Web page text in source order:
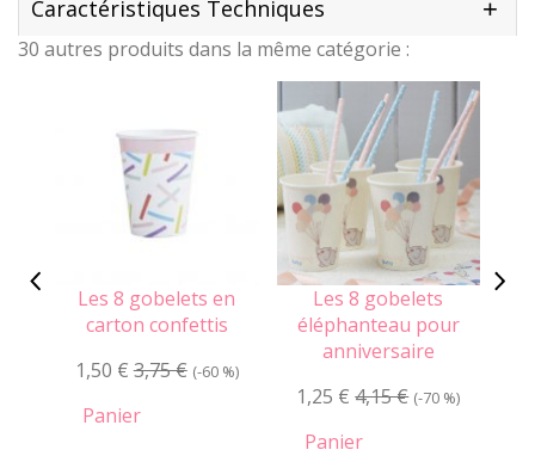
Caractéristiques Techniques
30 autres produits dans la même catégorie :
Les 8 gobelets en
carton confettis
1,50 € 3,75 € (-60 %)
Panier
Les 8 gobelets
éléphanteau pour
anniversaire
1,25 € 4,15 € (-70 %)
Panier